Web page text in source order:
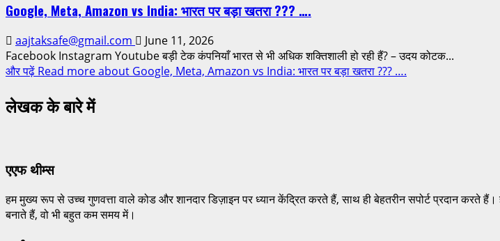
Google, Meta, Amazon vs India: भारत पर बड़ा खतरा ??? ….
aajtaksafe@gmail.com
June 11, 2026
Facebook Instagram Youtube बड़ी टेक कंपनियाँ भारत से भी अधिक शक्तिशाली हो रही हैं? – उदय कोटक...
और पढ़ें Read more about Google, Meta, Amazon vs India: भारत पर बड़ा खतरा ??? ….
लेखक के बारे में
एएफ थीम्स
हम मुख्य रूप से उच्च गुणवत्ता वाले कोड और शानदार डिज़ाइन पर ध्यान केंद्रित करते हैं, साथ ही बेहतरीन सपोर्ट प्रदान
बनाते हैं, वो भी बहुत कम समय में।